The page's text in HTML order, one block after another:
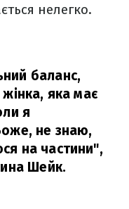
нелегко.
баланс,
яка має
я
не знаю,
на частини",
Шейк.